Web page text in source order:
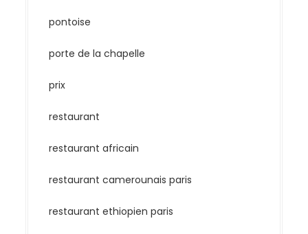
pontoise
porte de la chapelle
prix
restaurant
restaurant africain
restaurant camerounais paris
restaurant ethiopien paris